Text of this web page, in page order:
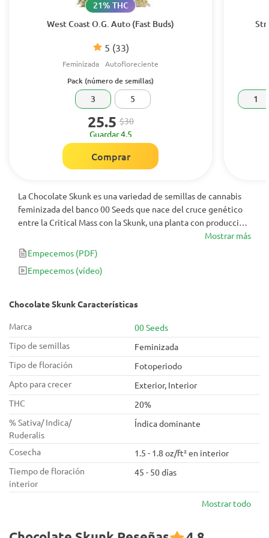
West Coast O.G. Auto (Fast Buds)
5 (33)
21% THC
Feminizada Autofloreciente
Pack (número de semillas)
3 5
25.5 $30
Guardar 4.5
Comprar
1
La Chocolate Skunk es una variedad de semillas de cannabis
feminizada del banco 00 Seeds que nace del cruce genético
entre la Critical Mass con la Skunk, una planta con producción
elevada de flores recubiertas de tricomas glandulares
aromáticos y de gran potencia. El efecto relaja el cuerpo y
aporta energía a la mente, ayudando a pensar con más clareza.
Mostrar más
Empecemos (PDF)
Empecemos (vídeo)
Chocolate Skunk Características
Marca
00 Seeds
Tipo de semillas
Feminizada
Tipo de floración
Fotoperiodo
Apto para crecer
Exterior, Interior
THC
20%
% Sativa/ Indica/
Ruderalis
Índica dominante
Cosecha
1.5 - 1.8 oz/ft² en interior
Tiempo de floración
interior
45 - 50 días
Mostrar todo